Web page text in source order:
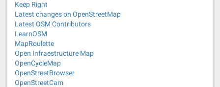
Keep Right
Latest changes on OpenStreetMap
Latest OSM Contributors
LearnOSM
MapRoulette
Open Infraestructure Map
OpenCycleMap
OpenStreetBrowser
OpenStreetCam